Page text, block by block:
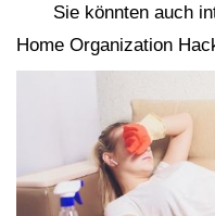
Sie könnten auch
Home Organization